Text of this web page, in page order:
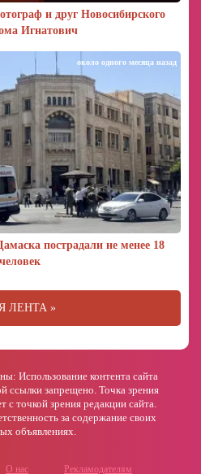
и друг Новосибирского
Игнатович
пострадали не менее 18
человек
около одного месяца назад
ЛЕНТА »
Использование контента сайта
ссылки запрещено. Точка зрения
с точкой зрения редакции сайта.
за содержание своих
объявлениях.
О нас Рекламодателям